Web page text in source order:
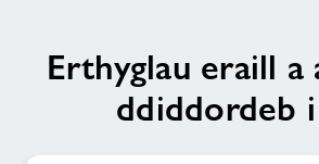
Erthyglau eraill a
ddiddordeb